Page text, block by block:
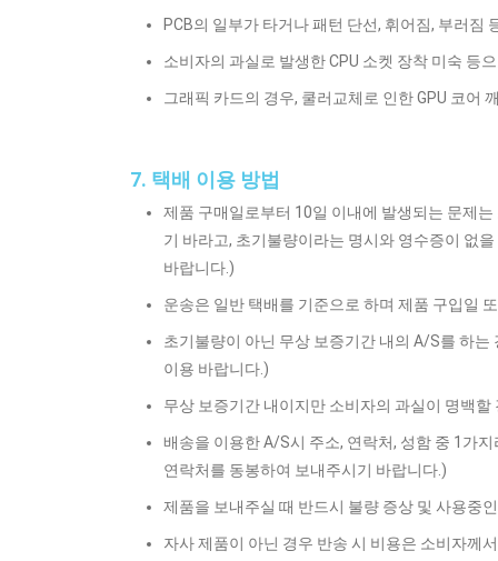
PCB의 일부가 타거나 패턴 단선, 휘어짐, 부러짐
소비자의 과실로 발생한 CPU 소켓 장착 미숙 등
그래픽 카드의 경우, 쿨러교체로 인한 GPU 코어
7. 택배 이용 방법
제품 구매일로부터 10일 이내에 발생되는 문제
기 바라고, 초기불량이라는 명시와 영수증이 없
바랍니다.)
운송은 일반 택배를 기준으로 하며 제품 구입일
초기불량이 아닌 무상 보증기간 내의 A/S를 하
이용 바랍니다.)
무상 보증기간 내이지만 소비자의 과실이 명백
배송을 이용한 A/S시 주소, 연락처, 성함 중 1가
연락처를 동봉하여 보내주시기 바랍니다.)
제품을 보내주실 때 반드시 불량 증상 및 사용중
자사 제품이 아닌 경우 반송 시 비용은 소비자께